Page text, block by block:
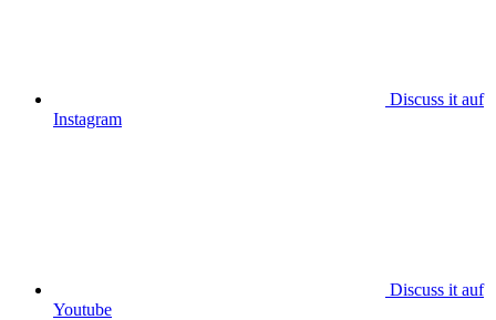
Discuss it auf
Instagram
Discuss it auf
Youtube